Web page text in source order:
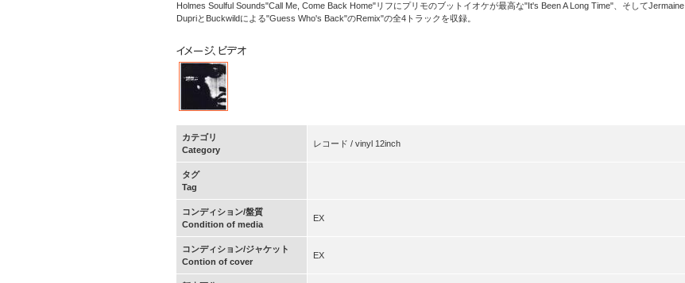
Holmes Soulful Sounds"Call Me, Come Back Home"リフにプリモのブットイオケが最高な"It's Been A Long Time"、そしてJermaine
DupriとBuckwildによる"Guess Who's Back"のRemix"の全4トラックを収録。
カテゴリ
Category
レコード / vinyl 12inch
タグ
Tag
コンディション/盤質
Condition of media
EX
コンディション/ジャケット
Contion of cover
EX